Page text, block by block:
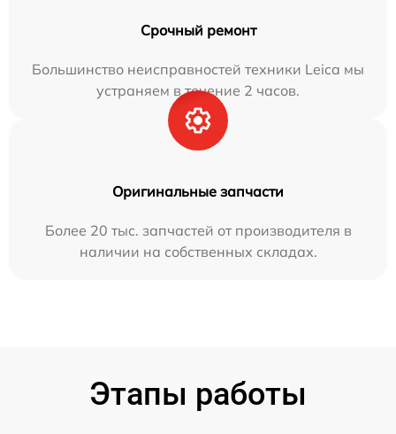
Срочный ремонт
Большинство неисправностей техники Leica мы
устраняем в течение 2 часов.
Оригинальные запчасти
Более 20 тыс. запчастей от производителя в
наличии на собственных складах.
Этапы работы